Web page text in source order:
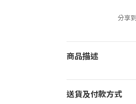
分享到
商品描述
送貨及付款方式